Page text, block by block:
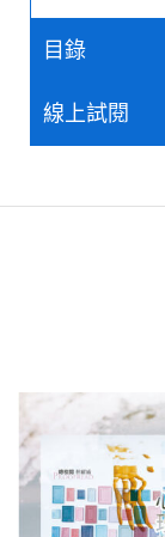
目錄
線上試閱